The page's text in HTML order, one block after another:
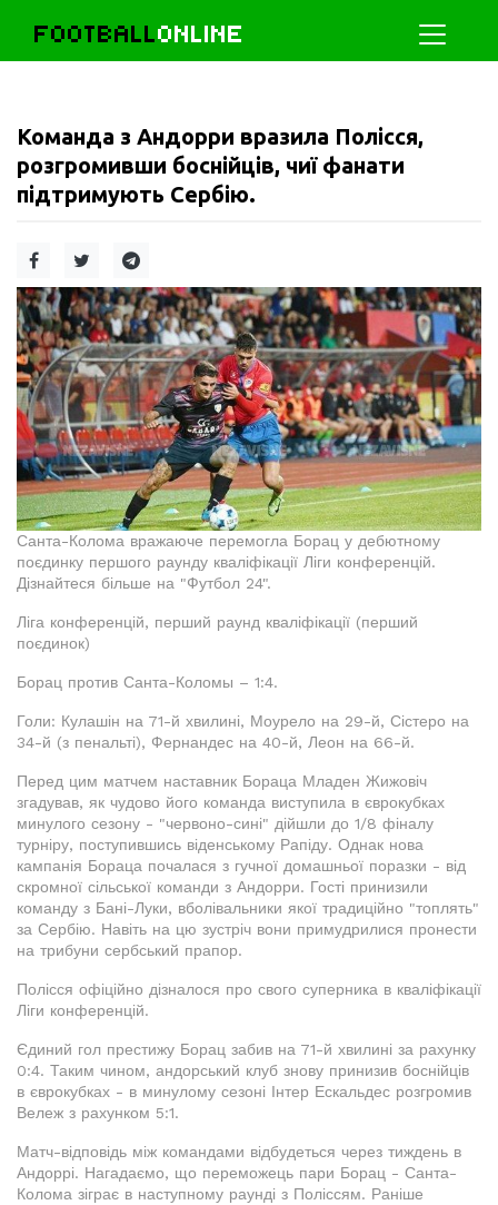
FOOTBALLONLINE
Команда з Андорри вразила Полісся,
розгромивши боснійців, чиї фанати
підтримують Сербію.
Санта-Колома вражаюче перемогла Борац у дебютному
поєдинку першого раунду кваліфікації Ліги конференцій.
Дізнайтеся більше на "Футбол 24".
Ліга конференцій, перший раунд кваліфікації (перший
поєдинок)
Борац против Санта-Коломы – 1:4.
Голи: Кулашін на 71-й хвилині, Моурело на 29-й, Сістеро на
34-й (з пенальті), Фернандес на 40-й, Леон на 66-й.
Перед цим матчем наставник Бораца Младен Жижовіч
згадував, як чудово його команда виступила в єврокубках
минулого сезону - "червоно-сині" дійшли до 1/8 фіналу
турніру, поступившись віденському Рапіду. Однак нова
кампанія Бораца почалася з гучної домашньої поразки - від
скромної сільської команди з Андорри. Гості принизили
команду з Бані-Луки, вболівальники якої традиційно "топлять"
за Сербію. Навіть на цю зустріч вони примудрилися пронести
на трибуни сербський прапор.
Полісся офіційно дізналося про свого суперника в кваліфікації
Ліги конференцій.
Єдиний гол престижу Борац забив на 71-й хвилині за рахунку
0:4. Таким чином, андорський клуб знову принизив боснійців
в єврокубках - в минулому сезоні Інтер Ескальдес розгромив
Вележ з рахунком 5:1.
Матч-відповідь між командами відбудеться через тиждень в
Андоррі. Нагадаємо, що переможець пари Борац - Санта-
Колома зіграє в наступному раунді з Поліссям. Раніше